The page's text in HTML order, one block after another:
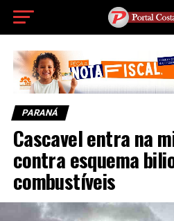
PARANÁ
Cascavel entra na
contra esquema
combustíveis